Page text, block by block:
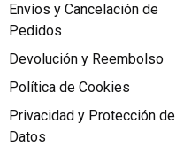
Envíos y Cancelación de
Pedidos
Devolución y Reembolso
Política de Cookies
Privacidad y Protección de
Datos